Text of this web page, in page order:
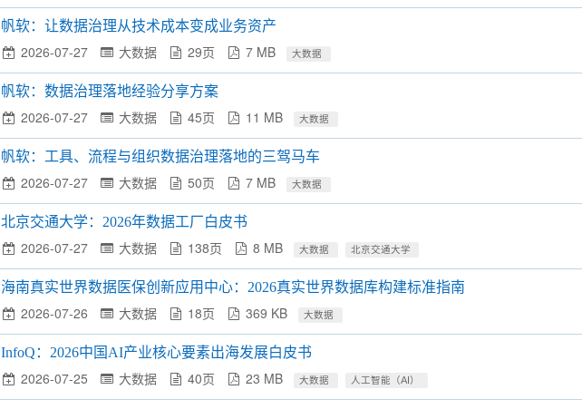
帆软：让数据治理从技术成本变成业务资产
2026-07-27 大数据 29页 7 MB 大数据
帆软：数据治理落地经验分享方案
2026-07-27 大数据 45页 11 MB 大数据
帆软：工具、流程与组织数据治理落地的三驾马车
2026-07-27 大数据 50页 7 MB 大数据
北京交通大学：2026年数据工厂白皮书
2026-07-27 大数据 138页 8 MB 大数据 北京交通大学
海南真实世界数据医保创新应用中心：2026真实世界数据库构建标准指南
2026-07-26 大数据 18页 369 KB 大数据
InfoQ：2026中国AI产业核心要素出海发展白皮书
2026-07-25 大数据 40页 23 MB 大数据 人工智能（AI）